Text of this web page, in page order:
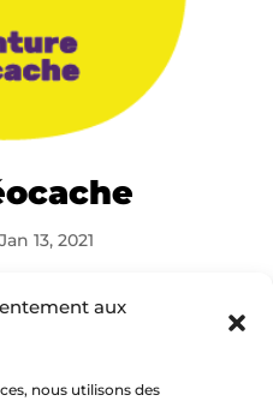
aux
nous utilisons des
Jan 13, 2021
facilement son